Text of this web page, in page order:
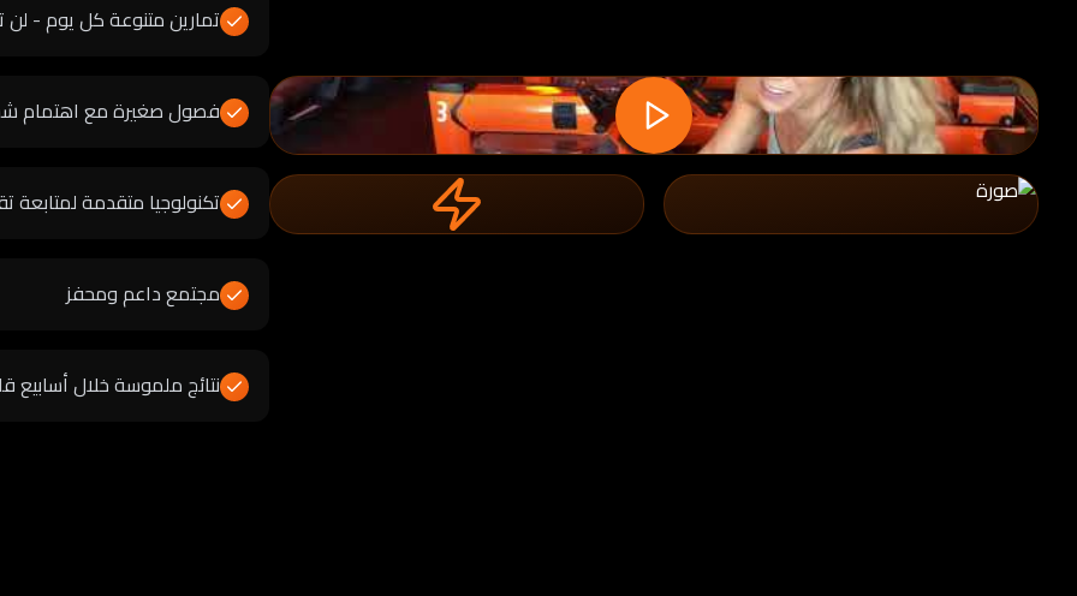
تمارين متنوعة كل يوم - لن
فصول صغيرة مع اهتمام
تكنولوجيا متقدمة لمتابعة
مجتمع داعم ومحفز
نتائج ملموسة خلال أسابيع